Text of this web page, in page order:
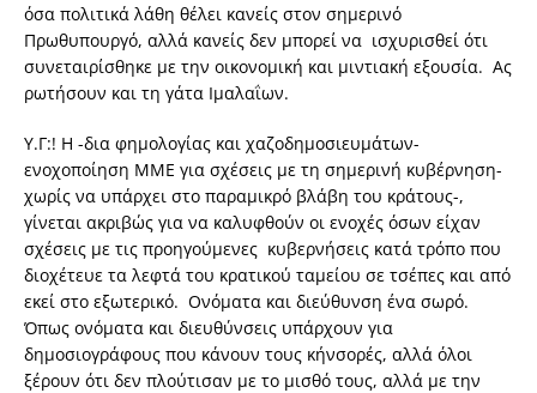
όσα πολιτικά λάθη θέλει κανείς στον σημερινό
Πρωθυπουργό, αλλά κανείς δεν μπορεί να ισχυρισθεί ότι
συνεταιρίσθηκε με την οικονομική και μιντιακή εξουσία. Ας
ρωτήσουν και τη γάτα Ιμαλαΐων.
Υ.Γ:! Η -δια φημολογίας και χαζοδημοσιευμάτων-
ενοχοποίηση ΜΜΕ για σχέσεις με τη σημερινή κυβέρνηση-
χωρίς να υπάρχει στο παραμικρό βλάβη του κράτους-,
γίνεται ακριβώς για να καλυφθούν οι ενοχές όσων είχαν
σχέσεις με τις προηγούμενες κυβερνήσεις κατά τρόπο που
διοχέτευε τα λεφτά του κρατικού ταμείου σε τσέπες και από
εκεί στο εξωτερικό. Ονόματα και διεύθυνση ένα σωρό.
Όπως ονόματα και διευθύνσεις υπάρχουν για
δημοσιογράφους που κάνουν τους κήνσορές, αλλά όλοι
ξέρουν ότι δεν πλούτισαν με το μισθό τους, αλλά με την